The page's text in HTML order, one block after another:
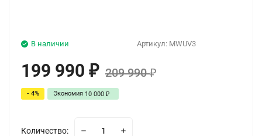
Артикул: MWUV3
В наличии
199 990 ₽ 209 990₽
- 4% Экономия 10 000 ₽
Количество: